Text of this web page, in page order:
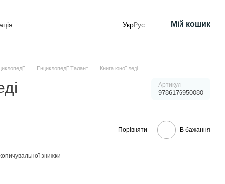
УкрРус Мій кошик
Енциклопедії Талант Книга юної леді
Артикул
9786176950080
Порівняти В бажання
знижки